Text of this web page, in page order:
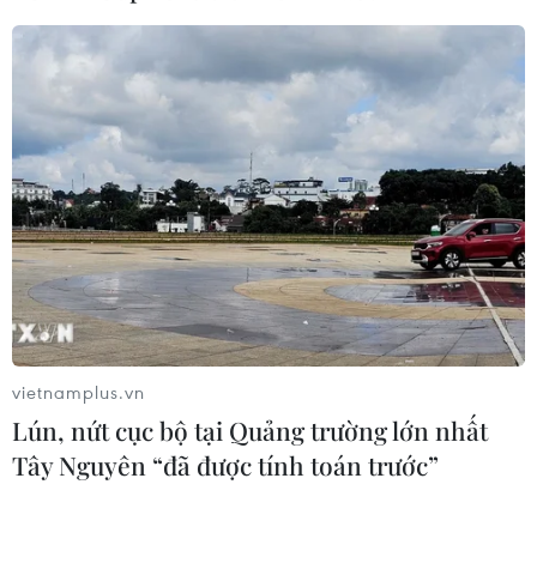
vietnamplus.vn
Lún, nứt cục bộ tại Quảng trường lớn nhất
Tây Nguyên “đã được tính toán trước”